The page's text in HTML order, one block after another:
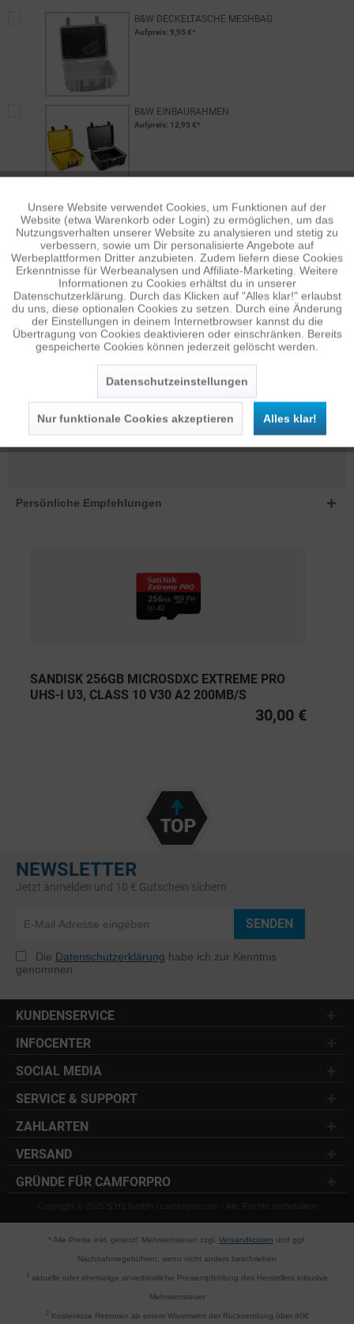
B&W DECKELTASCHE MESHBAG
Aufpreis: 9,95 €*
B&W EINBAURAHMEN
Aufpreis: 12,95 €*
BESCHREIBUNG
Features SO VIELFÄLTIG WIE DU: ob deine Drohne, Kamera,
Angelausrüstung, Jagdausrüstung oder...mehr
BEWERTUNGEN
Bewertungen lesen, schreiben und diskutieren...
ÄHNLICHE ARTIKEL
Diese Artikel sind dem Produkt ähnlich ...
mehr
Persönliche Empfehlungen
SANDISK 256GB MICROSDXC EXTREME PRO
UHS-I U3, CLASS 10 V30 A2 200MB/S
30,00 €
NEWSLETTER
Jetzt anmelden und 10 € Gutschein sichern
SENDEN
Die Datenschutzerklärung habe ich zur Kenntnis
genommen.
KUNDENSERVICE
INFOCENTER
SOCIAL MEDIA
SERVICE & SUPPORT
ZAHLARTEN
VERSAND
GRÜNDE FÜR CAMFORPRO
Copyright © 2025 S.H1 GmbH / camforpro.com - Alle Rechte vorbehalten
* Alle Preise inkl. gesetzl. Mehrwertsteuer zzgl. Versandkosten und ggf.
Nachnahmegebühren, wenn nicht anders beschrieben
aktuelle oder ehemalige unverbindliche Preisempfehlung des Herstellers inklusive
Mehrwertsteuer
2Kostenlose Retouren ab einem Warenwert der Rücksendung über 40€
Funktionale Aktiv
Tracking Inaktiv
Personalisierung Inaktiv
Service Inaktiv
Unsere Website verwendet Cookies, um Funktionen auf der
Website (etwa Warenkorb oder Login) zu ermöglichen, um das
Nutzungsverhalten unserer Website zu analysieren und stetig zu
verbessern, sowie um Dir personalisierte Angebote auf
Werbeplattformen Dritter anzubieten. Zudem liefern diese Cookies
Erkenntnisse für Werbeanalysen und Affiliate-Marketing. Weitere
Informationen zu Cookies erhältst du in unserer
Datenschutzerklärung. Durch das Klicken auf "Alles klar!" erlaubst
du uns, diese optionalen Cookies zu setzen. Durch eine Änderung
der Einstellungen in deinem Internetbrowser kannst du die
Übertragung von Cookies deaktivieren oder einschränken. Bereits
gespeicherte Cookies können jederzeit gelöscht werden.
Datenschutzeinstellungen
Nur funktionale Cookies akzeptieren Alles klar!